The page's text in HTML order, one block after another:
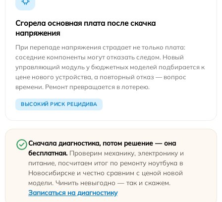
Сгорела основная плата после скачка
напряжения
При перепаде напряжения страдает не только плата:
соседние компоненты могут отказать следом. Новый
управляющий модуль у бюджетных моделей подбирается к
цене нового устройства, а повторный отказ — вопрос
времени. Ремонт превращается в лотерею.
ВЫСОКИЙ РИСК РЕЦИДИВА
Сначала диагностика, потом решение — она
бесплатная. Проверим механику, электронику и
питание, посчитаем итог по ремонту ноутбука в
Новосибирске и честно сравним с ценой новой
модели. Чинить невыгодно — так и скажем.
Записаться на диагностику